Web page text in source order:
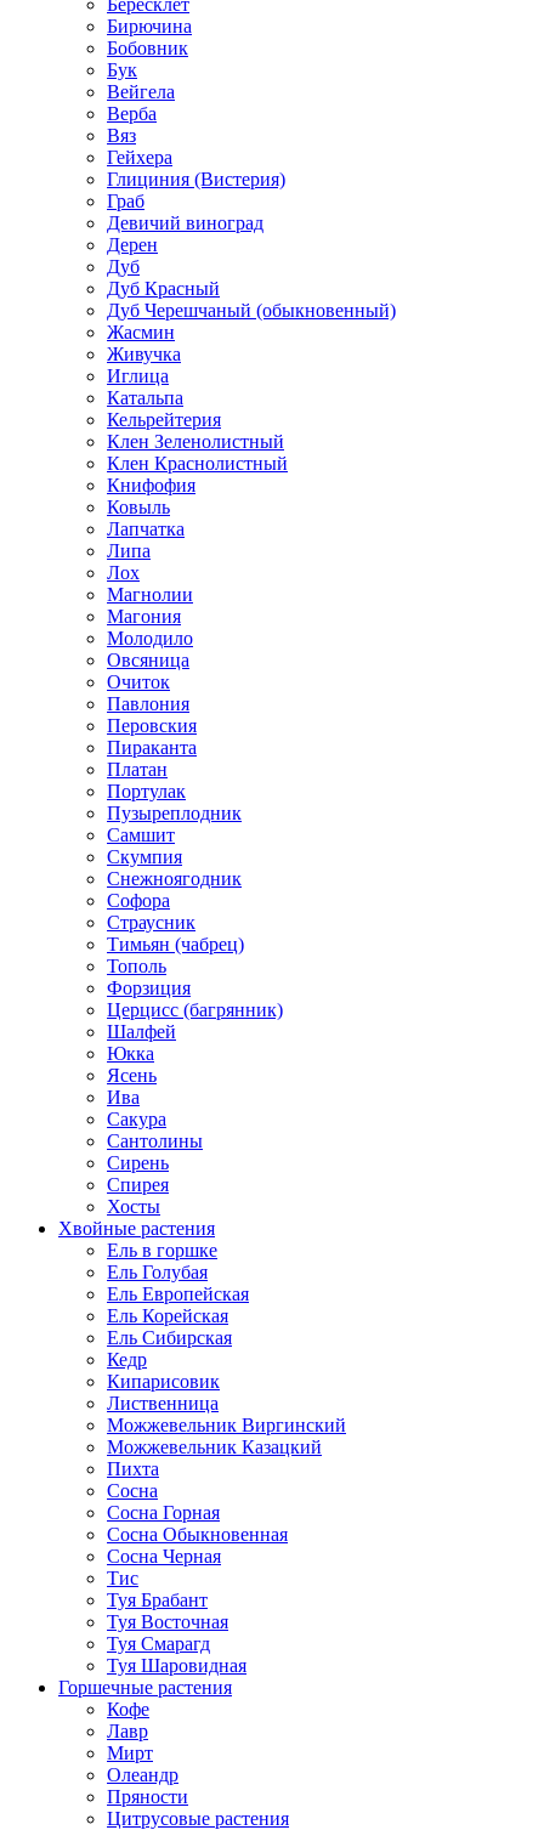
Бересклет
Бирючина
Бобовник
Бук
Вейгела
Верба
Вяз
Гейхера
Глициния (Вистерия)
Граб
Девичий виноград
Дерен
Дуб
Дуб Красный
Дуб Черешчаный (обыкновенный)
Жасмин
Живучка
Иглица
Катальпа
Кельрейтерия
Клен Зеленолистный
Клен Краснолистный
Книфофия
Ковыль
Лапчатка
Липа
Лох
Магнолии
Магония
Молодило
Овсяница
Очиток
Павлония
Перовския
Пираканта
Платан
Портулак
Пузыреплодник
Самшит
Скумпия
Снежноягодник
Софора
Страусник
Тимьян (чабрец)
Тополь
Форзиция
Церцисс (багрянник)
Шалфей
Юкка
Ясень
Ива
Сакура
Сантолины
Сирень
Спирея
Хосты
Хвойные растения
Ель в горшке
Ель Голубая
Ель Европейская
Ель Корейская
Ель Сибирская
Кедр
Кипарисовик
Лиственница
Можжевельник Виргинский
Можжевельник Казацкий
Пихта
Сосна
Сосна Горная
Сосна Обыкновенная
Сосна Черная
Тис
Туя Брабант
Туя Восточная
Туя Смарагд
Туя Шаровидная
Горшечные растения
Кофе
Лавр
Мирт
Олеандр
Пряности
Цитрусовые растения